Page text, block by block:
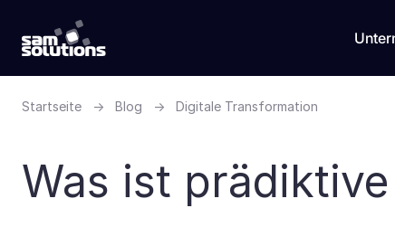
Startseite → Blog → Digitale Transformation
Was ist